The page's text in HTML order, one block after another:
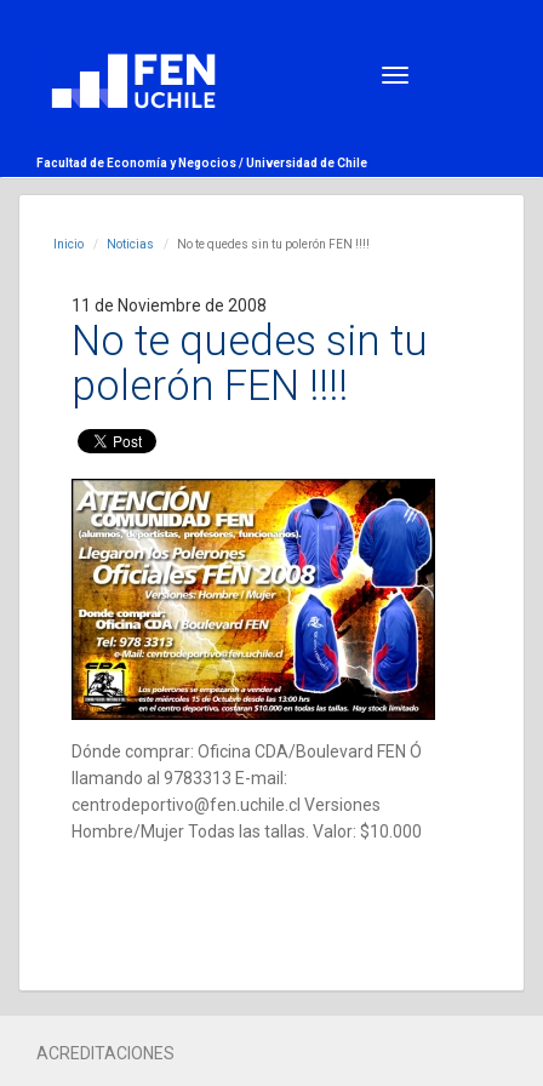
Facultad de Economía y Negocios /Universidad de Chile
Inicio Noticias No te quedes sin tu polerón FEN !!!!
11 de Noviembre de 2008
No te quedes sin tu
polerón FEN !!!!
Dónde comprar: Oficina CDA/Boulevard FEN Ó
llamando al 9783313 E-mail:
centrodeportivo@fen.uchile.cl Versiones
Hombre/Mujer Todas las tallas. Valor: $10.000
ACREDITACIONES